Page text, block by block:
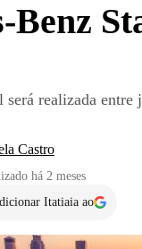
Benz
será realizada
Castro
há 2 meses
Itatiaia ao